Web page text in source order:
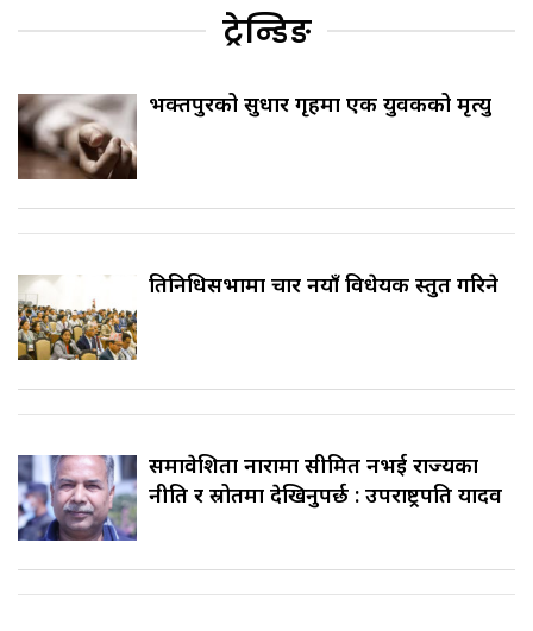
ट्रेन्डिङ
भक्तपुरको सुधार गृहमा एक युवकको मृत्यु
प्रतिनिधिसभामा चार नयाँ विधेयक प्रस्तुत गरिने
समावेशिता नारामा सीमित नभई राज्यका
नीति र स्रोतमा देखिनुपर्छ : उपराष्ट्रपति यादव